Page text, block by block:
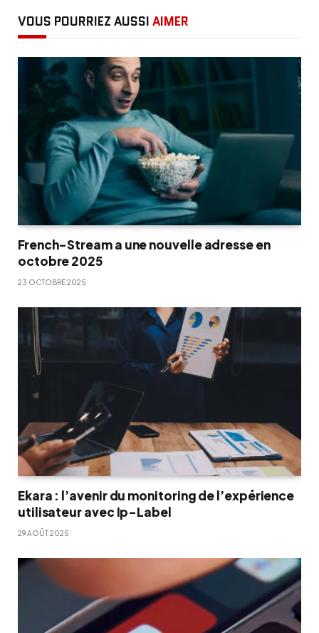
VOUS POURRIEZ AUSSI AIMER
French-Stream a une nouvelle adresse en
octobre 2025
23 OCTOBRE 2025
Ekara : l’avenir du monitoring de l’expérience
utilisateur avec Ip-Label
29 AOÛT 2025